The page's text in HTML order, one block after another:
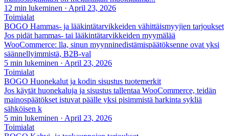
12 min lukeminen · April 23, 2026
Toimialat
BOGO Hammas- ja lääkintätarvikkeiden vähittäismyyjien tarjoukset
Jos pidät hammas- tai lääkintätarvikkeiden myymälää
WooCommerce: lla, sinun myynninedistämispäätöksenne ovat yksi
säännellyimmistä, B2B-val
5 min lukeminen · April 23, 2026
Toimialat
BOGO Huonekalut ja kodin sisustus tuotemerkit
Jos käytät huonekaluja ja sisustus tallentaa WooCommerce, teidän
mainospäätökset istuvat päälle yksi pisimmistä harkinta sykliä
sähköisen k
5 min lukeminen · April 23, 2026
Toimialat